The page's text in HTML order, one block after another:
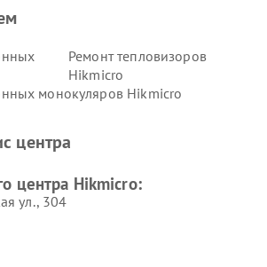
Ремонт тепловизоров
Hikmicro
монокуляров Hikmicro
центра
центра Hikmicro:
ул., 304